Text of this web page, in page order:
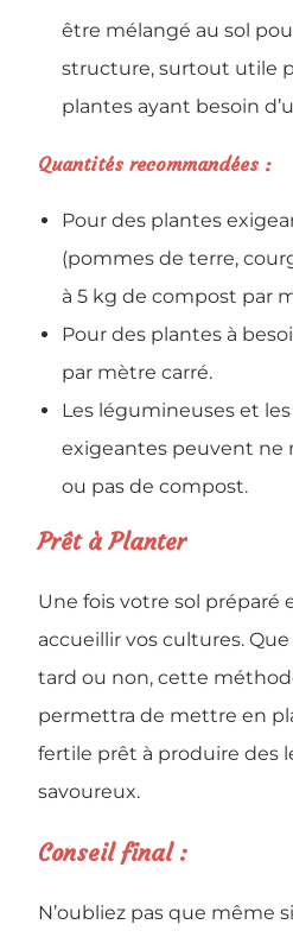
être mélangé au sol
structure, surtout utile
plantes ayant besoin
Quantités recommandées :
Pour des plantes
(pommes de terre,
à 5 kg de compost par
Pour des plantes à
par mètre carré.
Les légumineuses et
exigeantes peuvent ne
ou pas de compost.
Prêt à Planter
Une fois votre sol préparé
accueillir vos cultures.
tard ou non, cette
permettra de mettre en
fertile prêt à produire des
savoureux.
Conseil final :
N’oubliez pas que même